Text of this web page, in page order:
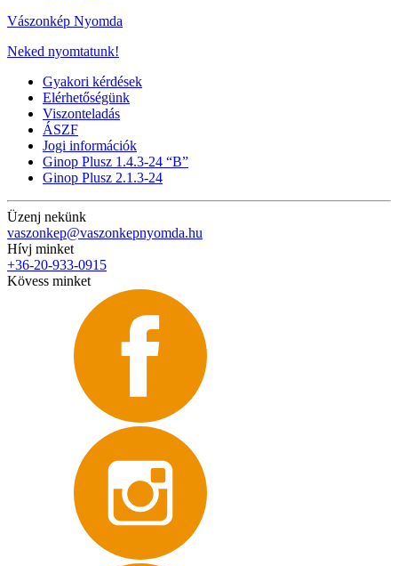
Vászonkép Nyomda
Neked nyomtatunk!
Gyakori kérdések
Elérhetőségünk
Viszonteladás
ÁSZF
Jogi információk
Ginop Plusz 1.4.3-24 “B”
Ginop Plusz 2.1.3-24
Üzenj nekünk
vaszonkep@vaszonkepnyomda.hu
Hívj minket
+36-20-933-0915
Kövess minket